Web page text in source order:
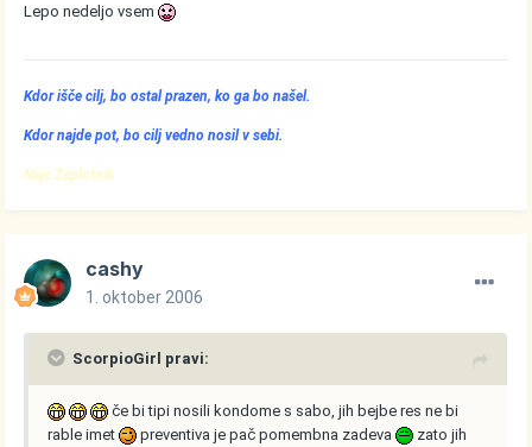
Lepo nedeljo vsem
Kdor išče cilj, bo ostal prazen, ko ga bo našel.
Kdor najde pot, bo cilj vedno nosil v sebi.
Nejc Zaplotnik
cashy
1. oktober 2006
ScorpioGirl pravi:
če bi tipi nosili kondome s sabo, jih bejbe res ne bi
rable imet
preventiva je pač pomembna zadeva
zato jih